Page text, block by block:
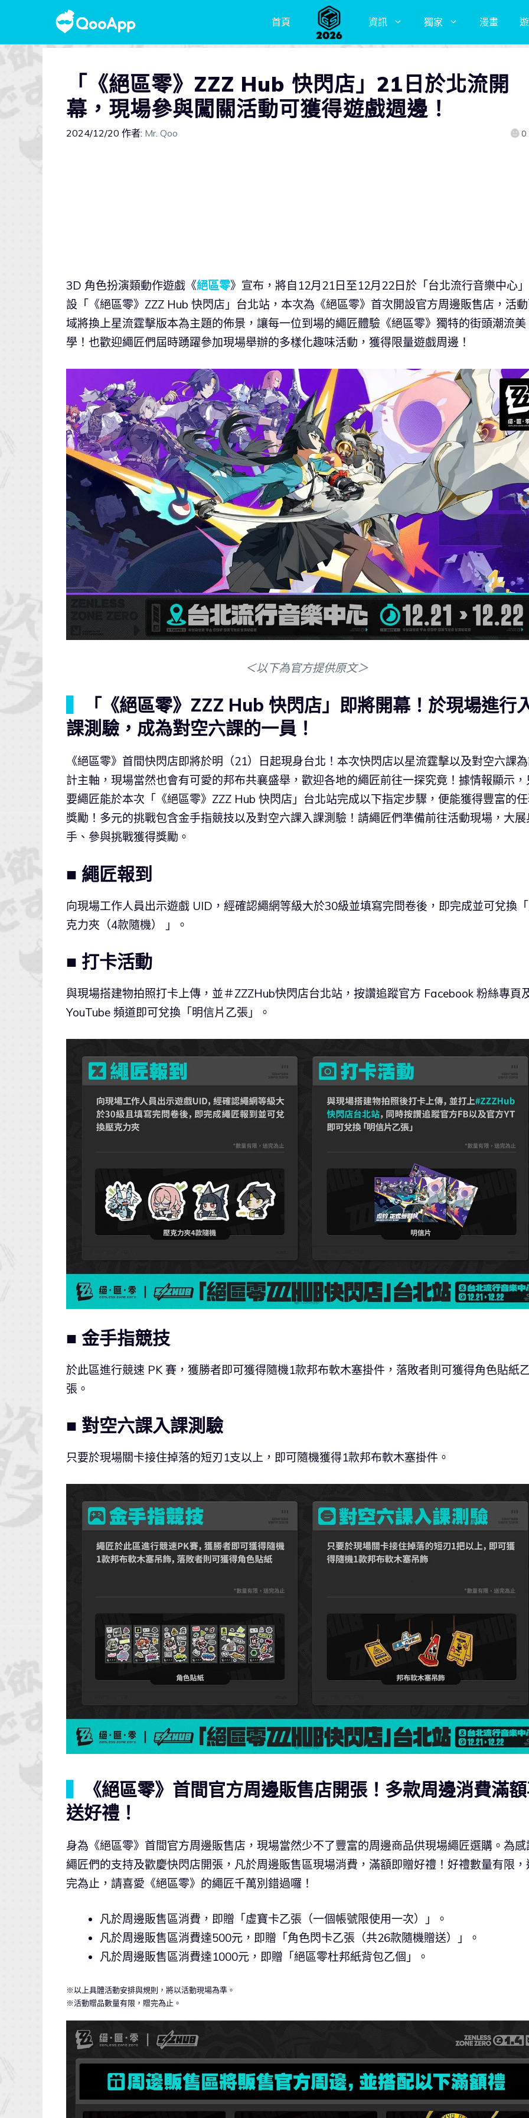
首頁 資訊 獨家 漫畫
「《絕區零》ZZZ Hub 快閃店」21日於北流開
幕，現場參與闖關活動可獲得遊戲週邊！
2024/12/20 作者: Mr. Qoo 0
3D 角色扮演類動作遊戲《絕區零》宣布，將自12月21日至12月22日於「台北流行音樂中心
設「《絕區零》ZZZ Hub 快閃店」台北站，本次為《絕區零》首次開設官方周邊販售店，活
域將換上星流霆擊版本為主題的佈景，讓每一位到場的繩匠體驗《絕區零》獨特的街頭潮流美
學！也歡迎繩匠們屆時踴躍參加現場舉辦的多樣化趣味活動，獲得限量遊戲周邊！
＜以下為官方提供原文＞
「《絕區零》ZZZ Hub 快閃店」即將開幕！於現場進行
課測驗，成為對空六課的一員！
《絕區零》首間快閃店即將於明（21）日起現身台北！本次快閃店以星流霆擊以及對空六課
計主軸，現場當然也會有可愛的邦布共襄盛舉，歡迎各地的繩匠前往一探究竟！據情報顯示，
要繩匠能於本次「《絕區零》ZZZ Hub 快閃店」台北站完成以下指定步驟，便能獲得豐富的
獎勵！多元的挑戰包含金手指競技以及對空六課入課測驗！請繩匠們準備前往活動現場，大展
手、參與挑戰獲得獎勵。
■ 繩匠報到
向現場工作人員出示遊戲 UID，經確認繩網等級大於30級並填寫完問卷後，即完成並可兌換
克力夾（4款隨機） 」。
■ 打卡活動
與現場搭建物拍照打卡上傳，並＃ZZZHub快閃店台北站，按讚追蹤官方 Facebook 粉絲專頁
YouTube 頻道即可兌換「明信片乙張」。
■ 金手指競技
於此區進行競速 PK 賽，獲勝者即可獲得隨機1款邦布軟木塞掛件，落敗者則可獲得角色貼紙
張。
■ 對空六課入課測驗
只要於現場關卡接住掉落的短刃1支以上，即可隨機獲得1款邦布軟木塞掛件。
《絕區零》首間官方周邊販售店開張！多款周邊消費滿
送好禮！
身為《絕區零》首間官方周邊販售店，現場當然少不了豐富的周邊商品供現場繩匠選購。為感
繩匠們的支持及歡慶快閃店開張，凡於周邊販售區現場消費，滿額即贈好禮！好禮數量有限，
完為止，請喜愛《絕區零》的繩匠千萬別錯過囉！
凡於周邊販售區消費，即贈「虛寶卡乙張（一個帳號限使用一次）」。
凡於周邊販售區消費達500元，即贈「角色閃卡乙張（共26款隨機贈送）」。
凡於周邊販售區消費達1000元，即贈「絕區零杜邦紙背包乙個」。
※以上具體活動安排與規則，將以活動現場為準。
※活動贈品數量有限，贈完為止。